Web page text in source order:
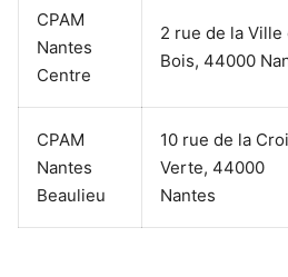
CPAM
Nantes
Centre
2 rue de la Ville
Bois, 44000
CPAM
Nantes
Beaulieu
10 rue de la
Verte, 44000
Nantes